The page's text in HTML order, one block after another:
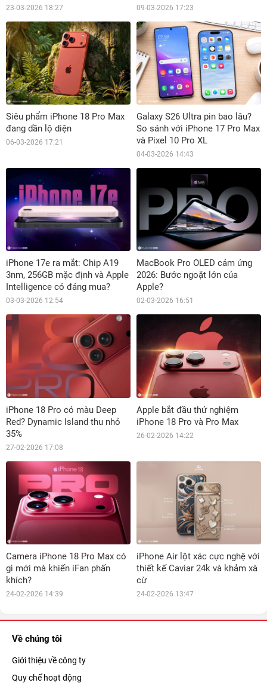
23-03-2026 18:27 09-03-2026 17:23
Siêu phẩm iPhone 18 Pro Max
đang dần lộ diện
06-03-2026 17:21
Galaxy S26 Ultra pin bao lâu?
So sánh với iPhone 17 Pro Max
và Pixel 10 Pro XL
04-03-2026 14:43
iPhone 17e ra mắt: Chip A19
3nm, 256GB mặc định và Apple
Intelligence có đáng mua?
03-03-2026 12:54
MacBook Pro OLED cảm ứng
2026: Bước ngoặt lớn của
Apple?
02-03-2026 16:51
iPhone 18 Pro có màu Deep
Red? Dynamic Island thu nhỏ
35%
27-02-2026 17:08
Apple bắt đầu thử nghiệm
iPhone 18 Pro và Pro Max
26-02-2026 14:22
Camera iPhone 18 Pro Max có
gì mới mà khiến iFan phấn
khích?
24-02-2026 14:39
iPhone Air lột xác cực nghệ với
thiết kế Caviar 24k và khảm xà
cừ
24-02-2026 13:47
Về chúng tôi
Giới thiệu về công ty
Quy chế hoạt động